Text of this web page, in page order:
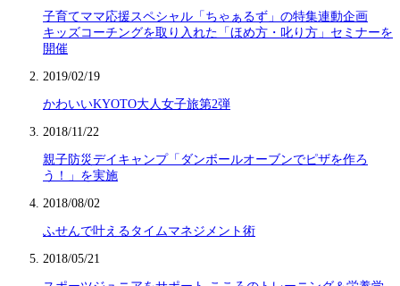
子育てママ応援スペシャル「ちゃぁるず」の特集連動企画
キッズコーチングを取り入れた「ほめ方・叱り方」セミナーを
開催
2019/02/19
かわいいKYOTO大人女子旅第2弾
2018/11/22
親子防災デイキャンプ「ダンボールオーブンでピザを作ろ
う！」を実施
2018/08/02
ふせんで叶えるタイムマネジメント術
2018/05/21